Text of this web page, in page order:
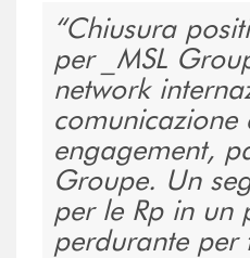
Chiusura
per _MSL
network
comunicazione
engagement,
Groupe. Un
per le Rp in un
perdurante per